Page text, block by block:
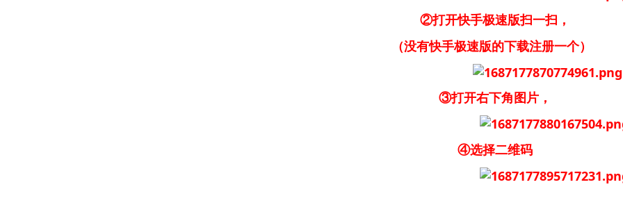
②打开快手极速版扫一扫，
（没有快手极速版的下载注册一个）
③打开右下角图片，
④选择二维码